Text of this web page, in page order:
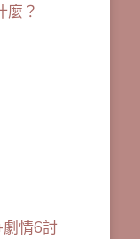
麼？
情6討